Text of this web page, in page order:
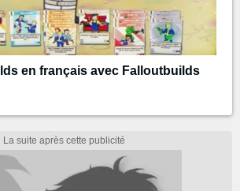
en français avec Falloutbuilds